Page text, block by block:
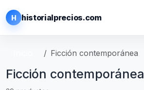
H historialprecios.com
Ficción contemporánea
Ficción contemporánea